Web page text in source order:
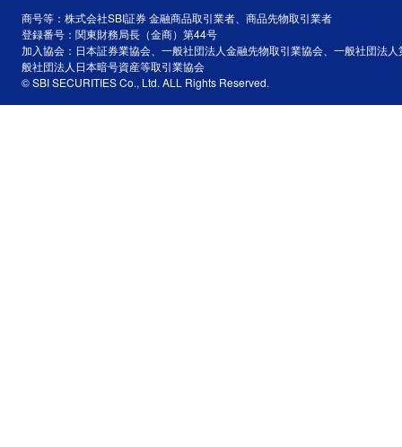
商号等：株式会社SBI証券 金融商品取引業者、商品先物取引業者
登録番号：関東財務局長（金商）第44号
加入協会：日本証券業協会、一般社団法人金融先物取引業協会、一般社団法
般社団法人日本暗号資産等取引業協会
© SBI SECURITIES Co., Ltd. ALL Rights Reserved.